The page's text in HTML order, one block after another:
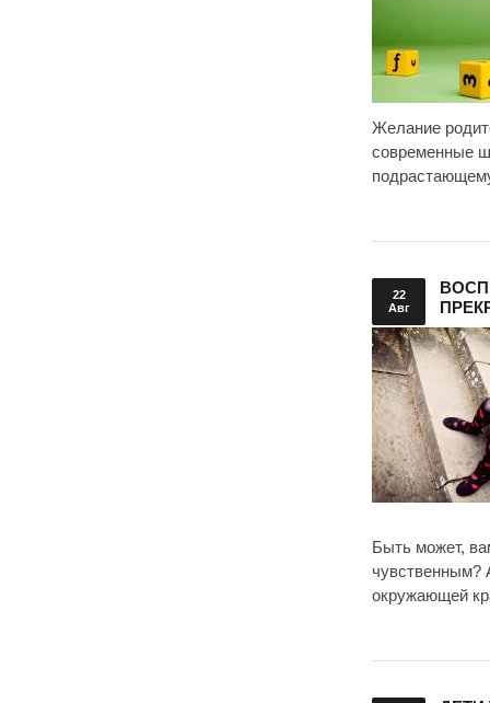
Желание
современные
22
Авг
Быть может,
чувственным?
окружающей